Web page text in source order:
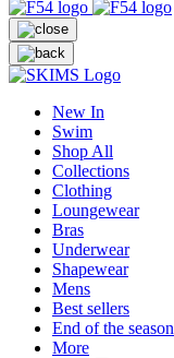
New In
Swim
Shop All
Collections
Clothing
Loungewear
Bras
Underwear
Shapewear
Mens
Best sellers
End of the season
More